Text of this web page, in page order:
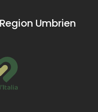
Umbrien